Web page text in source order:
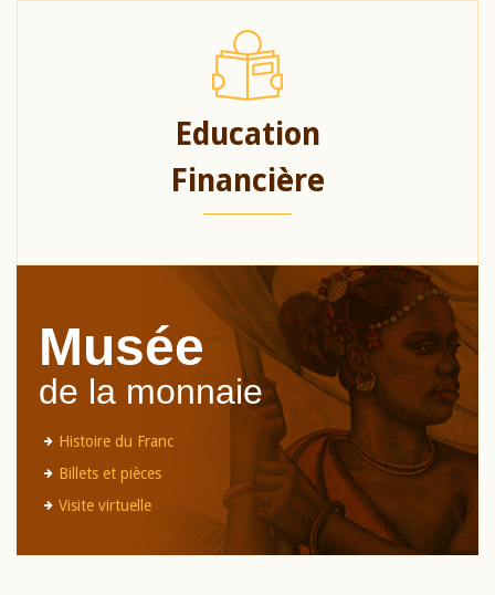
Education
Financière
Musée
de la monnaie
Histoire du Franc
Billets et pièces
Visite virtuelle